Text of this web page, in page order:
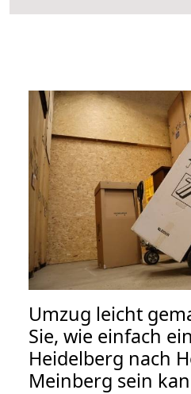
Umzug leicht
Sie, wie einfach
Heidelberg nach
Meinberg sein